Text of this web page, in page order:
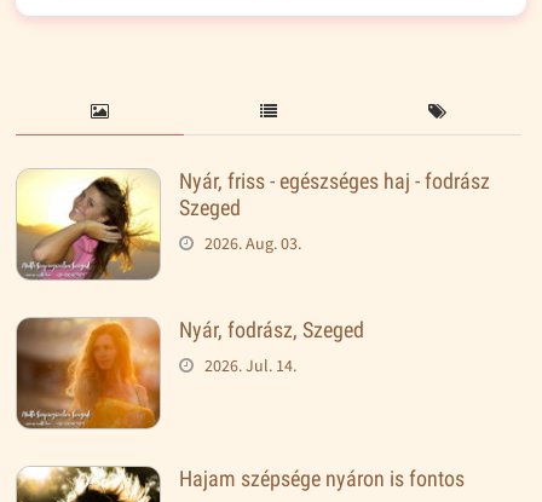
Nyár, friss - egészséges haj - fodrász
Szeged
2026. Aug. 03.
Nyár, fodrász, Szeged
2026. Jul. 14.
Hajam szépsége nyáron is fontos